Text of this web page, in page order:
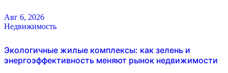
Авг 6, 2026
Недвижимость
Экологичные жилые комплексы: как зелень и
энергоэффективность меняют рынок недвижимости